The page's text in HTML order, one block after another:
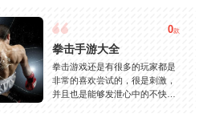
0款
拳击手游大全
拳击游戏还是有很多的玩家都是
非常的喜欢尝试的，很是刺激，
并且也是能够发泄心中的不快